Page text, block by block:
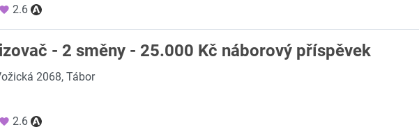
2.6
- 2 směny - 25.000 Kč náborový příspěvek
2068, Tábor
2.6